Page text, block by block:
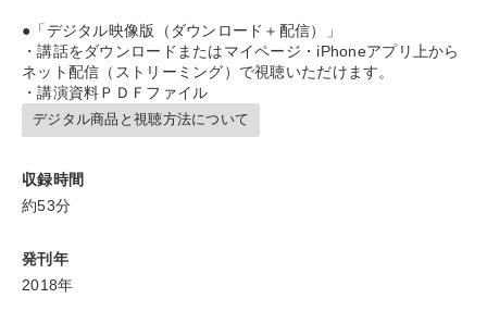
両利きの経営 井上和弘 教育 労務問題・人事対策
経済予測 企業文化
中村天風
資産運用
●「デジタル映像版（ダウンロード＋配信）」
・講話をダウンロードまたはマイページ・iPhoneアプリ上から
ネット配信（ストリーミング）で視聴いただけます。
・講演資料ＰＤＦファイル
デジタル商品と視聴方法について
収録時間
約53分
発刊年
2018年